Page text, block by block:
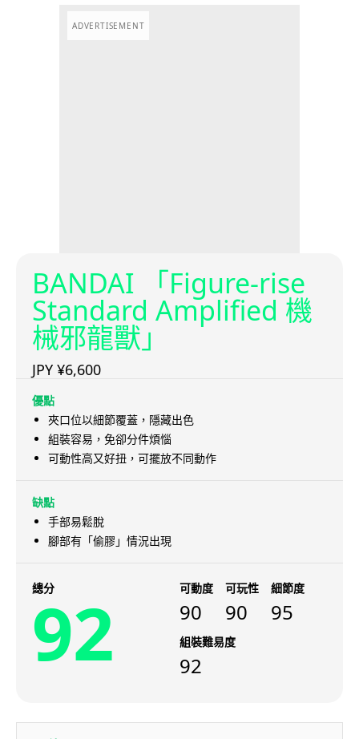
ADVERTISEMENT
BANDAI 「Figure-rise
Standard Amplified 機
械邪龍獸」
JPY ¥6,600
優點
夾口位以細節覆蓋，隱藏出色
組裝容易，免卻分件煩惱
可動性高又好扭，可擺放不同動作
缺點
手部易鬆脫
腳部有「偷膠」情況出現
總分
92 可動度
90
可玩性
90
細節度
95
組裝難易度
92